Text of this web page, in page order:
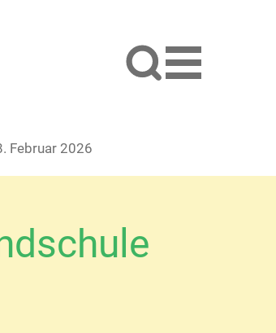
Februar 2026